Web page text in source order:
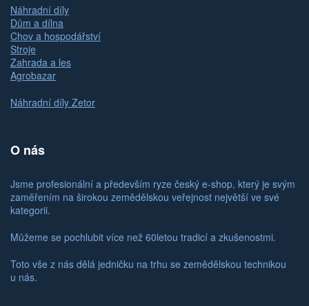
Náhradní díly
Dům a dílna
Chov a hospodářství
Stroje
Zahrada a les
Agrobazar
Náhradní díly Zetor
O nás
Jsme profesionální a především ryze český e-shop, který je svým
zaměřením na širokou zemědělskou veřejnost největší ve své
kategorii.
Můžeme se pochlubit více než 60letou tradicí a zkušenostmi.
Toto vše z nás dělá jedničku na trhu se zemědělskou technikou
u nás.